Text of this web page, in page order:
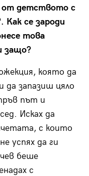
от детството с
Как се зароди
това
защо?
която да
да запазиш цяло
път и
Исках да
с които
успях да ги
беше
с